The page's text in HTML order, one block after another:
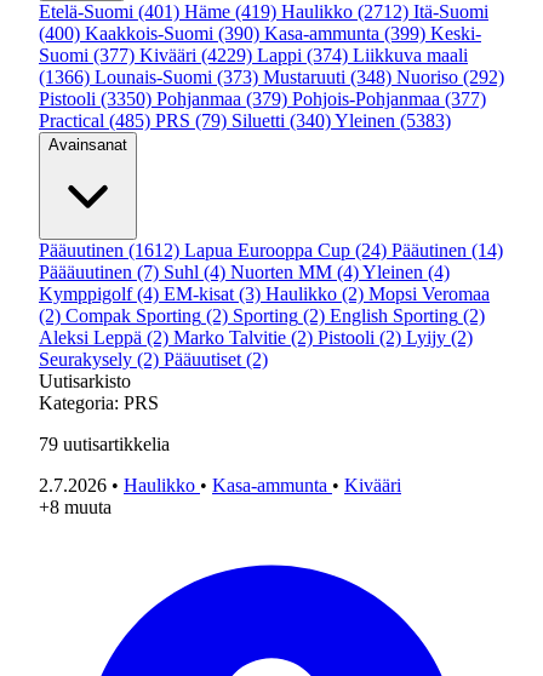
Etelä-Suomi (401) Häme (419) Haulikko (2712) Itä-Suomi
(400) Kaakkois-Suomi (390) Kasa-ammunta (399) Keski-
Suomi (377) Kivääri (4229) Lappi (374) Liikkuva maali
(1366) Lounais-Suomi (373) Mustaruuti (348) Nuoriso (292)
Pistooli (3350) Pohjanmaa (379) Pohjois-Pohjanmaa (377)
Practical (485) PRS (79) Siluetti (340)Yleinen (5383)
Avainsanat
Pääuutinen (1612) Lapua Eurooppa Cup (24) Pääutinen (14)
Päääuutinen (7) Suhl (4) Nuorten MM (4)Yleinen (4)
Kymppigolf (4) EM-kisat (3) Haulikko (2) Mopsi Veromaa
(2) Compak Sporting (2) Sporting (2) English Sporting (2)
Aleksi Leppä (2) Marko Talvitie (2) Pistooli (2) Lyijy (2)
Seurakysely (2) Pääuutiset (2)
Uutisarkisto
Kategoria: PRS
79 uutisartikkelia
2.7.2026 • Haulikko • Kasa-ammunta • Kivääri
+8 muuta